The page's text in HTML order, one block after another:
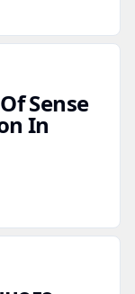
Sense
In